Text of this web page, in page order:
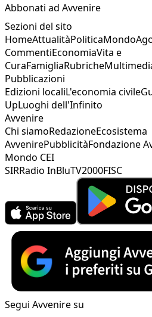
Abbonati ad Avvenire
Sezioni del sito
HomeAttualitàPoliticaMondo
CommentiEconomiaVita e
CuraFamigliaRubriche
Pubblicazioni
Edizioni localiL'economia civile
UpLuoghi dell'Infinito
Avvenire
Chi siamoRedazioneEcosistema
AvvenirePubblicitàFondazione
Mondo CEI
SIRRadio InBluTV2000FISC
Segui Avvenire su